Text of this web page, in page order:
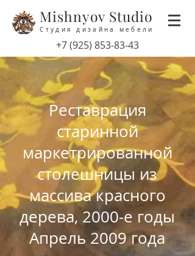
Mishnyov Studio
Студия дизайна мебели
‭+7(925) 853-83-43
Реставрация
старинной
маркетрированной
столешницы из
массива красного
дерева, 2000-е годы
Апрель 2009 года